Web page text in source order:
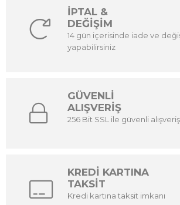
İPTAL &
DEĞİŞİM
14 gün içerisinde iade ve
yapabilirsiniz
GÜVENLİ
ALIŞVERİŞ
256 Bit SSL ile güvenli alışveriş
KREDİ KARTINA
TAKSİT
Kredi kartına taksit imkanı